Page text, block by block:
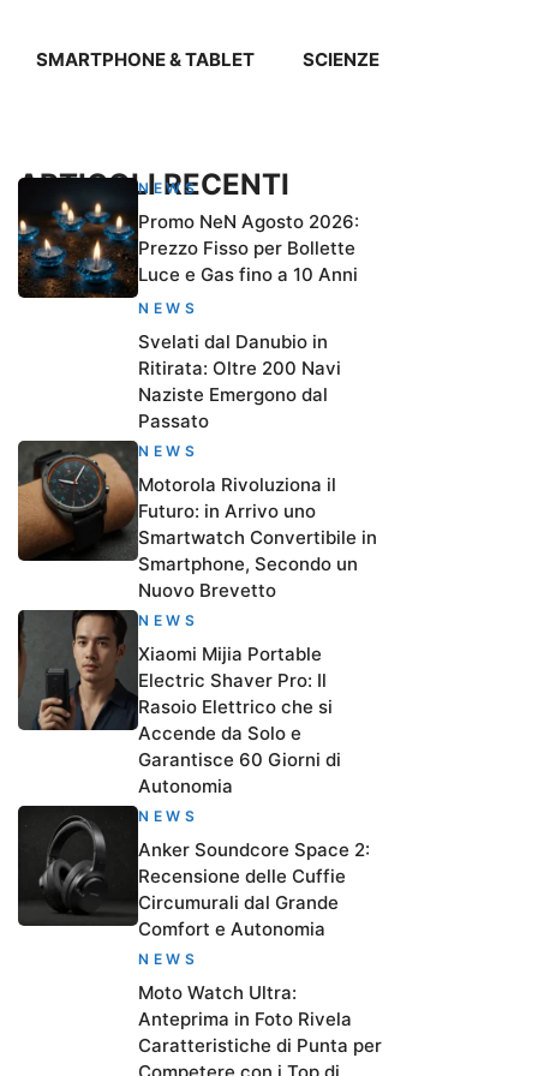
SMARTPHONE & TABLET SCIENZE
ARTICOLI RECENTI
NEWS
Promo NeN Agosto 2026:
Prezzo Fisso per Bollette
Luce e Gas fino a 10 Anni
NEWS
Svelati dal Danubio in
Ritirata: Oltre 200 Navi
Naziste Emergono dal
Passato
NEWS
Motorola Rivoluziona il
Futuro: in Arrivo uno
Smartwatch Convertibile in
Smartphone, Secondo un
Nuovo Brevetto
NEWS
Xiaomi Mijia Portable
Electric Shaver Pro: Il
Rasoio Elettrico che si
Accende da Solo e
Garantisce 60 Giorni di
Autonomia
NEWS
Anker Soundcore Space 2:
Recensione delle Cuffie
Circumurali dal Grande
Comfort e Autonomia
NEWS
Moto Watch Ultra:
Anteprima in Foto Rivela
Caratteristiche di Punta per